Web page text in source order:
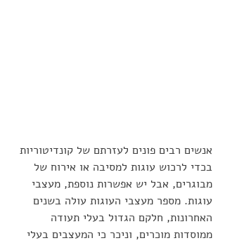
אנשים רבים פונים לעזרתם של קונדיטוריות
בכדי לרכוש עוגות למסיבה או אירוח של
מבוגרים, אבל יש אפשרות נוספת, מעצבי
עוגות. מספר מעצבי העוגות עולה בשנים
האחרונות, חלקם הגדול בעלי תעודה
ממוסדות מוכרים, וניכר כי המעצבים בעלי